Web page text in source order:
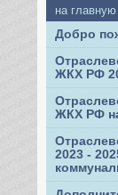
на главную
Добро
ЖКХ РФ
ЖКХ РФ
2023 -